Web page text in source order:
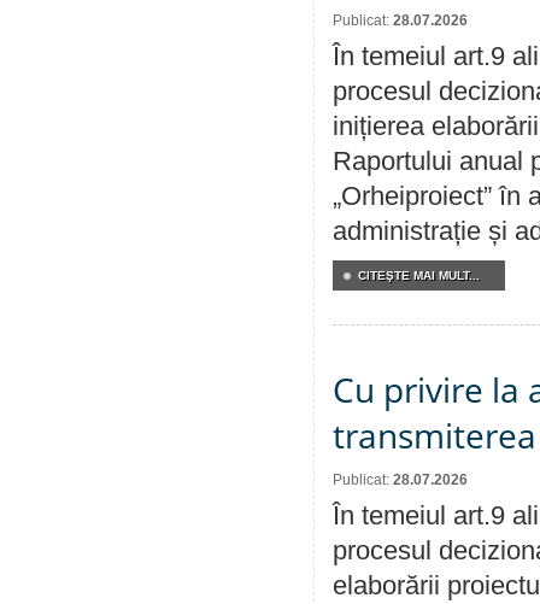
Publicat: 28.07.2026
În temeiul art.9
procesul
inițierea
Raportului anual
„Orheiproiect” în
administrație și
CITEŞTE MAI MULT...
Cu privire la
Publicat: 28.07.2026
În temeiul art.9
procesul
elaborării